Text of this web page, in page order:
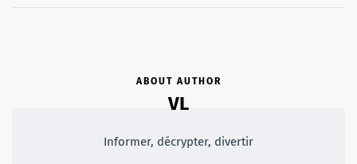
ABOUT AUTHOR
VL
Informer, décrypter, divertir